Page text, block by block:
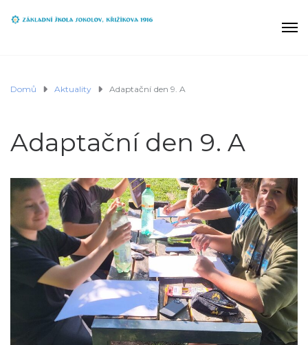
Domů Aktuality Adaptační den 9. A
Adaptační den 9. A